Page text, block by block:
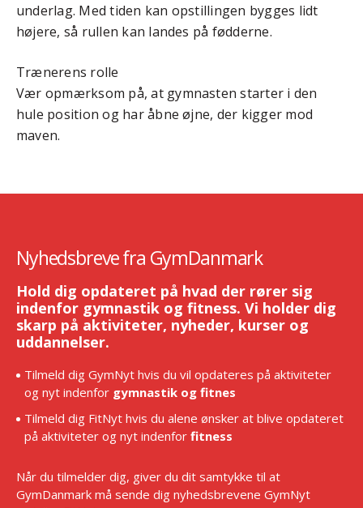
underlag. Med tiden kan opstillingen bygges lidt
højere, så rullen kan landes på fødderne.
Trænerens rolle
Vær opmærksom på, at gymnasten starter i den
hule position og har åbne øjne, der kigger mod
maven.
Nyhedsbreve fra GymDanmark
Hold dig opdateret på hvad der rører sig
indenfor gymnastik og fitness. Vi holder dig
skarp på aktiviteter, nyheder, kurser og
uddannelser.
Tilmeld dig GymNyt hvis du vil opdateres på aktiviteter
og nyt indenfor gymnastik og fitnes
Tilmeld dig FitNyt hvis du alene ønsker at blive opdateret
på aktiviteter og nyt indenfor fitness
Når du tilmelder dig, giver du dit samtykke til at
GymDanmark må sende dig nyhedsbrevene GymNyt